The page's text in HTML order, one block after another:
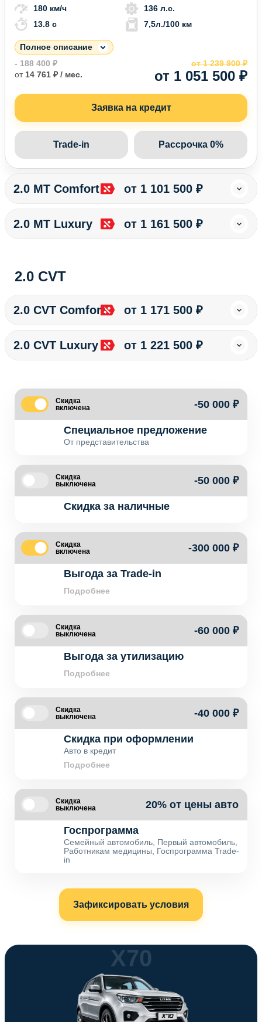
180 км/ч
136 л.с.
13.8 c
7,5л./100 км
Полное описание
- 188 400 ₽
от 14 761 ₽ / мес. от 1 051 500 ₽
от 1 239 900 ₽
Заявка на кредит
Trade-in Рассрочка 0%
2.0 MT Comfort от 1 101 500 ₽
2.0 MT Luxury от 1 161 500 ₽
2.0 CVT
2.0 CVT Comfort от 1 171 500 ₽
2.0 CVT Luxury от 1 221 500 ₽
Скидка
включена
-50 000 ₽
Специальное предложение
От представительства
Скидка
выключена
-50 000 ₽
Скидка за наличные
Скидка
включена
-300 000 ₽
Выгода за Trade-in
Подробнее
Скидка
выключена
-60 000 ₽
Выгода за утилизацию
Подробнее
Скидка
выключена
-40 000 ₽
Скидка при оформлении
Авто в кредит
Подробнее
Скидка
выключена
20% от цены авто
Госпрограмма
Семейный автомобиль, Первый автомобиль,
Работникам медицины, Госпрограмма Trade-
in
Зафиксировать условия
X70